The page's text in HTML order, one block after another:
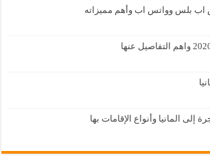
اب بلس وواتس اب وأهم مميزاته
المانيا وأنواع الإقامات بها